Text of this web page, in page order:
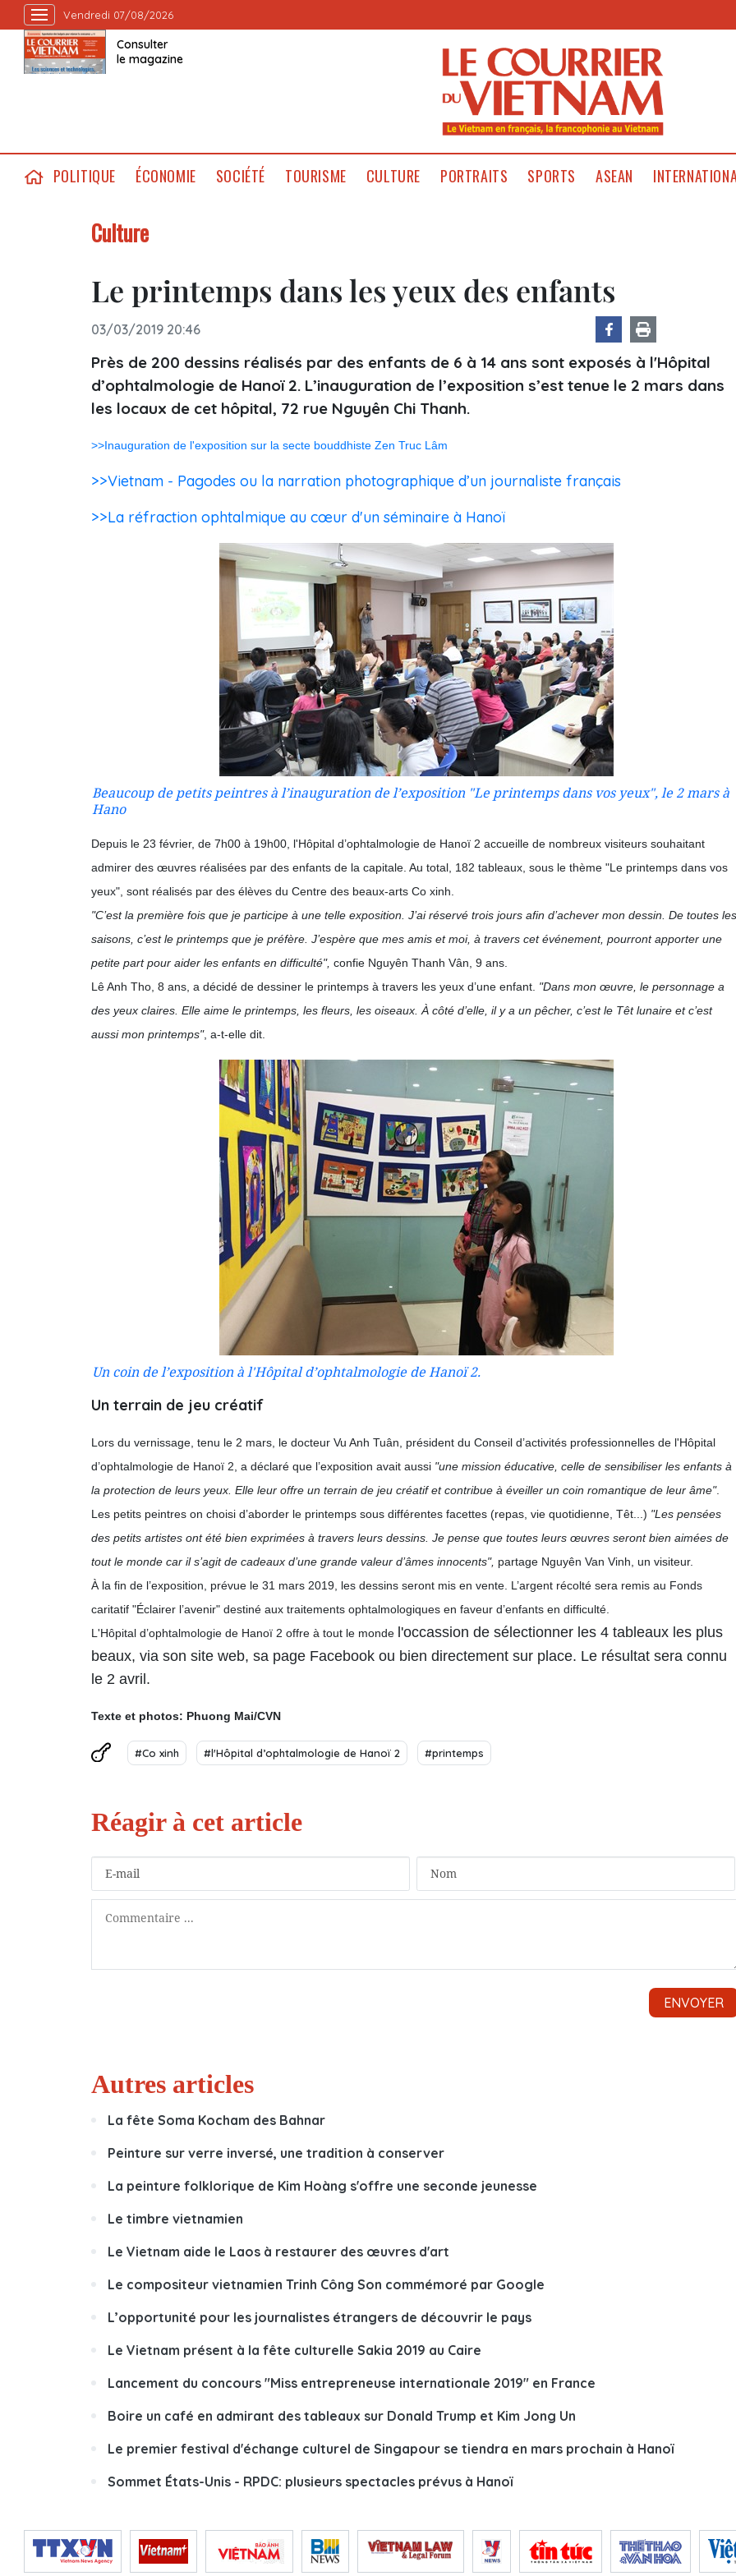
Vendredi 07/08/2026
Consulter
le magazine
POLITIQUE ÉCONOMIE SOCIÉTÉ TOURISME CULTURE PORTRAITS SPORTS ASEAN
Culture
Le printemps dans les yeux des enfants
03/03/2019 20:46
Près de 200 dessins réalisés par des enfants de 6 à 14 ans sont exposés à l'Hôpital
d’ophtalmologie de Hanoï 2. L’inauguration de l’exposition s’est tenue le 2 mars dans
les locaux de cet hôpital, 72 rue Nguyên Chi Thanh.
>>Inauguration de l'exposition sur la secte bouddhiste Zen Truc Lâm
>>Vietnam - Pagodes ou la narration photographique d’un journaliste français
>>La réfraction ophtalmique au cœur d'un séminaire à Hanoï
Beaucoup de petits peintres à l’inauguration de l’exposition "Le printemps dans vos yeux", le 2 mars à
Hano
Depuis le 23 février, de 7h00 à 19h00, l'Hôpital d’ophtalmologie de Hanoï 2 accueille de nombreux visiteurs souhaitant
admirer des œuvres réalisées par des enfants de la capitale. Au total, 182 tableaux, sous le thème "Le printemps dans vos
yeux", sont réalisés par des élèves du Centre des beaux-arts Co xinh.
"C’est la première fois que je participe à une telle exposition. J’ai réservé trois jours afin d’achever mon dessin. De toutes les
saisons, c’est le printemps que je préfère. J’espère que mes amis et moi, à travers cet événement, pourront apporter une
petite part pour aider les enfants en difficulté", confie Nguyên Thanh Vân, 9 ans.
Lê Anh Tho, 8 ans, a décidé de dessiner le printemps à travers les yeux d’une enfant. "Dans mon œuvre, le personnage a
des yeux claires. Elle aime le printemps, les fleurs, les oiseaux. À côté d’elle, il y a un pêcher, c’est le Têt lunaire et c’est
aussi mon printemps", a-t-elle dit.
Un coin de l’exposition à l'Hôpital d’ophtalmologie de Hanoï 2.
Un terrain de jeu créatif
Lors du vernissage, tenu le 2 mars, le docteur Vu Anh Tuân, président du Conseil d’activités professionnelles de l'Hôpital
d’ophtalmologie de Hanoï 2, a déclaré que l’exposition avait aussi "une mission éducative, celle de sensibiliser les enfants à
la protection de leurs yeux. Elle leur offre un terrain de jeu créatif et contribue à éveiller un coin romantique de leur âme".
Les petits peintres on choisi d’aborder le printemps sous différentes facettes (repas, vie quotidienne, Têt...) "Les pensées
des petits artistes ont été bien exprimées à travers leurs dessins. Je pense que toutes leurs œuvres seront bien aimées de
tout le monde car il s’agit de cadeaux d’une grande valeur d’âmes innocents", partage Nguyên Van Vinh, un visiteur.
À la fin de l’exposition, prévue le 31 mars 2019, les dessins seront mis en vente. L’argent récolté sera remis au Fonds
caritatif "Éclairer l’avenir" destiné aux traitements ophtalmologiques en faveur d’enfants en difficulté.
L'Hôpital d’ophtalmologie de Hanoï 2 offre à tout le monde l'occassion de sélectionner les 4 tableaux les plus
beaux, via son site web, sa page Facebook ou bien directement sur place. Le résultat sera connu
le 2 avril.
Texte et photos: Phuong Mai/CVN
#Co xinh #l'Hôpital d’ophtalmologie de Hanoï 2 #printemps
Autres articles
La fête Soma Kocham des Bahnar
Peinture sur verre inversé, une tradition à conserver
La peinture folklorique de Kim Hoàng s'offre une seconde jeunesse
Le timbre vietnamien
Le Vietnam aide le Laos à restaurer des œuvres d'art
Le compositeur vietnamien Trinh Công Son commémoré par Google
L’opportunité pour les journalistes étrangers de découvrir le pays
Le Vietnam présent à la fête culturelle Sakia 2019 au Caire
Lancement du concours "Miss entrepreneuse internationale 2019" en France
Boire un café en admirant des tableaux sur Donald Trump et Kim Jong Un
Le premier festival d'échange culturel de Singapour se tiendra en mars prochain à Hanoï
Sommet États-Unis - RPDC: plusieurs spectacles prévus à Hanoï